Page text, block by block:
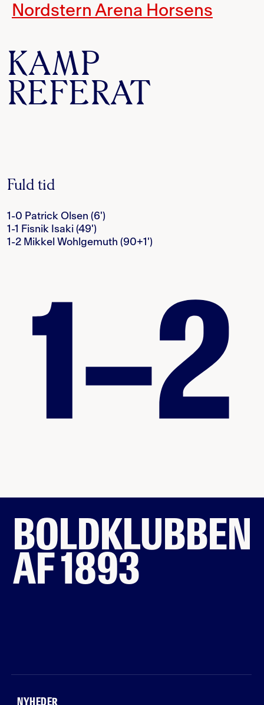
Nordstern Arena Horsens
KAMP
REFERAT
Fuld tid
1-0 Patrick Olsen (6')
1-1 Fisnik Isaki (49')
1-2 Mikkel Wohlgemuth (90+1')
1–2
BOLDKLUBBEN
AF 1893
NYHEDER